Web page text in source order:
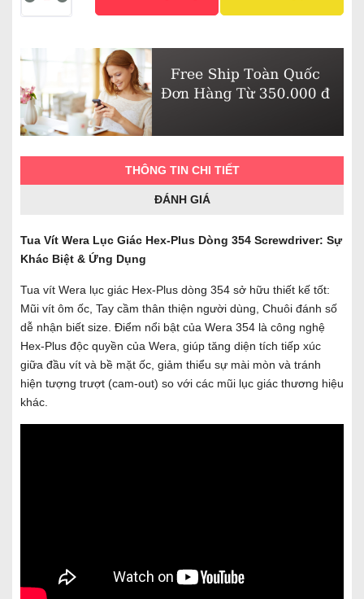
THÔNG TIN CHI TIẾT
ĐÁNH GIÁ
Tua Vít Wera Lục Giác Hex-Plus Dòng 354 Screwdriver: Sự
Khác Biệt & Ứng Dụng
Tua vít Wera lục giác Hex-Plus dòng 354 sở hữu thiết kế tốt:
Mũi vít ôm ốc, Tay cầm thân thiện người dùng, Chuôi đánh số
dễ nhận biết size. Điểm nổi bật của Wera 354 là công nghệ
Hex-Plus độc quyền của Wera, giúp tăng diện tích tiếp xúc
giữa đầu vít và bề mặt ốc, giảm thiểu sự mài mòn và tránh
hiện tượng trượt (cam-out) so với các mũi lục giác thương hiệu
khác.